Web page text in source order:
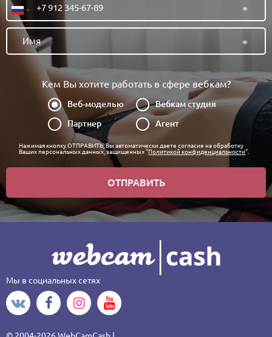
Кем Вы хотите работать в сфере вебкам?
Веб-моделью
Вебкам студия
Партнер
Агент
Нажимая кнопку ОТПРАВИТЬ, Вы автоматически даете согласие на обработку
Ваших персональных данных, защищенных "Политикой конфиденциальности".
ОТПРАВИТЬ
Мы в социальных сетях